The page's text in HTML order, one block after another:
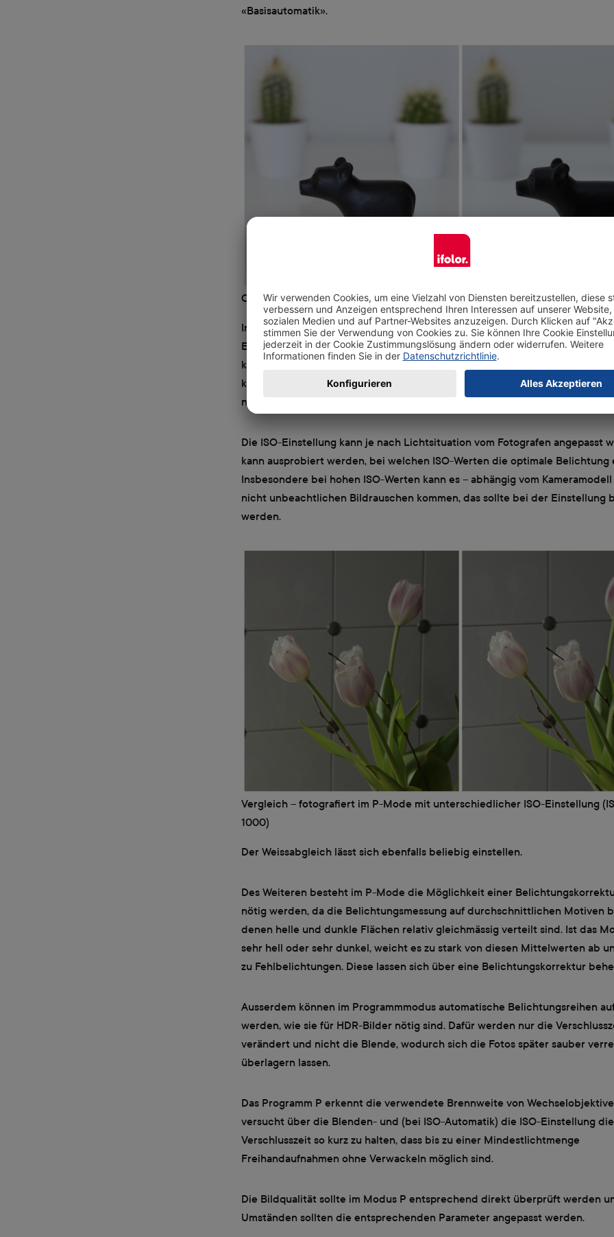
«Basisautomatik».
Objekt fotografiert im Auto-Mode (automatischer Blitz) und P-Mode (ohne
Insbesondere lässt sich im Programmmodus manuell entscheiden, ob der
Einsatz kommen soll oder nicht. Besonders in Innenräumen lässt Blitzlicht
künstlich und wenig stimmungsvoll wirken – die Entscheidung, wann es
kommen soll, sollte vom Fotografen situationsbedingt getroffen werden.
nutzen, muss er vorher manuell geöffnet werden.
Die ISO-Einstellung kann je nach Lichtsituation vom Fotografen angepasst
kann ausprobiert werden, bei welchen ISO-Werten die optimale
Insbesondere bei hohen ISO-Werten kann es – abhängig vom
nicht unbeachtlichen Bildrauschen kommen, das sollte bei der Einstellung
werden.
Vergleich – fotografiert im P-Mode mit unterschiedlicher ISO-Einstellung
1000)
Der Weissabgleich lässt sich ebenfalls beliebig einstellen.
Des Weiteren besteht im P-Mode die Möglichkeit einer
nötig werden, da die Belichtungsmessung auf durchschnittlichen Motiven
denen helle und dunkle Flächen relativ gleichmässig verteilt sind. Ist das
sehr hell oder sehr dunkel, weicht es zu stark von diesen Mittelwerten ab
zu Fehlbelichtungen. Diese lassen sich über eine Belichtungskorrektur
Ausserdem können im Programmmodus automatische Belichtungsreihen
werden, wie sie für HDR-Bilder nötig sind. Dafür werden nur die
verändert und nicht die Blende, wodurch sich die Fotos später sauber
überlagern lassen.
Das Programm P erkennt die verwendete Brennweite von
versucht über die Blenden- und (bei ISO-Automatik) die ISO-Einstellung die
Verschlusszeit so kurz zu halten, dass bis zu einer Mindestlichtmenge
Freihandaufnahmen ohne Verwackeln möglich sind.
Die Bildqualität sollte im Modus P entsprechend direkt überprüft werden
Umständen sollten die entsprechenden Parameter angepasst werden.